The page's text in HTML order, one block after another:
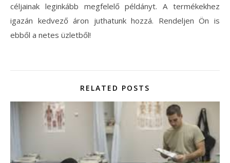
céljainak leginkább megfelelő példányt. A termékekhez
igazán kedvező áron juthatunk hozzá. Rendeljen Ön is
ebből a netes üzletből!
RELATED POSTS